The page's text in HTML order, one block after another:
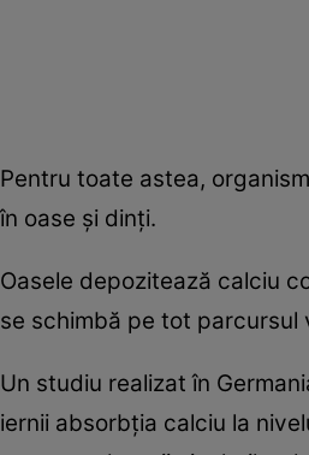
Pentru toate astea,
în oase şi dinţi.
Oasele depozitează calciu
se schimbă pe tot parcursul
Un studiu realizat în
iernii absorbţia calciu la